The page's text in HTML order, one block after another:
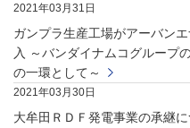
2021年03月31日
ガンプラ生産工場がアーバン
入 ～バンダイナムコグループ
の一環として～
2021年03月30日
大牟田ＲＤＦ発電事業の承継